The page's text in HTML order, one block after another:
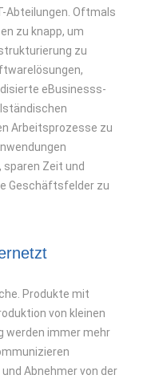
Abteilungen. Oftmals
zu knapp, um
zu
eBusinesss-
Arbeitsprozesse zu
Zeit und
Geschäftsfelder zu
Produkte mit
von kleinen
werden immer mehr
Abnehmer von der